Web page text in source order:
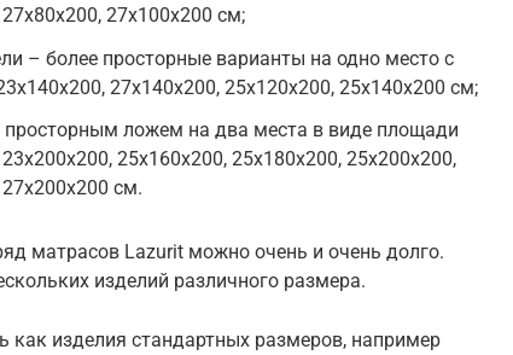
27х100х200 см;
– более просторные варианты на одно место с
27х140х200, 25х120х200, 25х140х200 см;
ложем на два места в виде площади
25х160х200, 25х180х200, 25х200х200,
см.
матрасов Lazurit можно очень и очень долго.
изделий различного размера.
как изделия стандартных размеров, например